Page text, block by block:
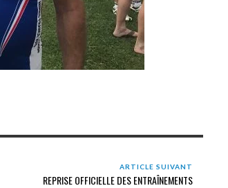
ARTICLE SUIVANT
REPRISE OFFICIELLE DES ENTRAÎNEMENTS